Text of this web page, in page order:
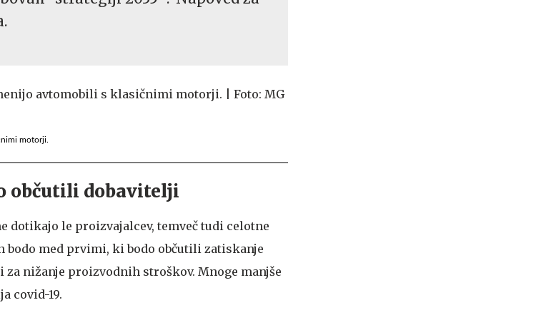
motorji.
občutili dobavitelji
dotikajo le proizvajalcev, temveč tudi celotne
bodo med prvimi, ki bodo občutili zatiskanje
nižanje proizvodnih stroškov. Mnoge manjše
covid-19.